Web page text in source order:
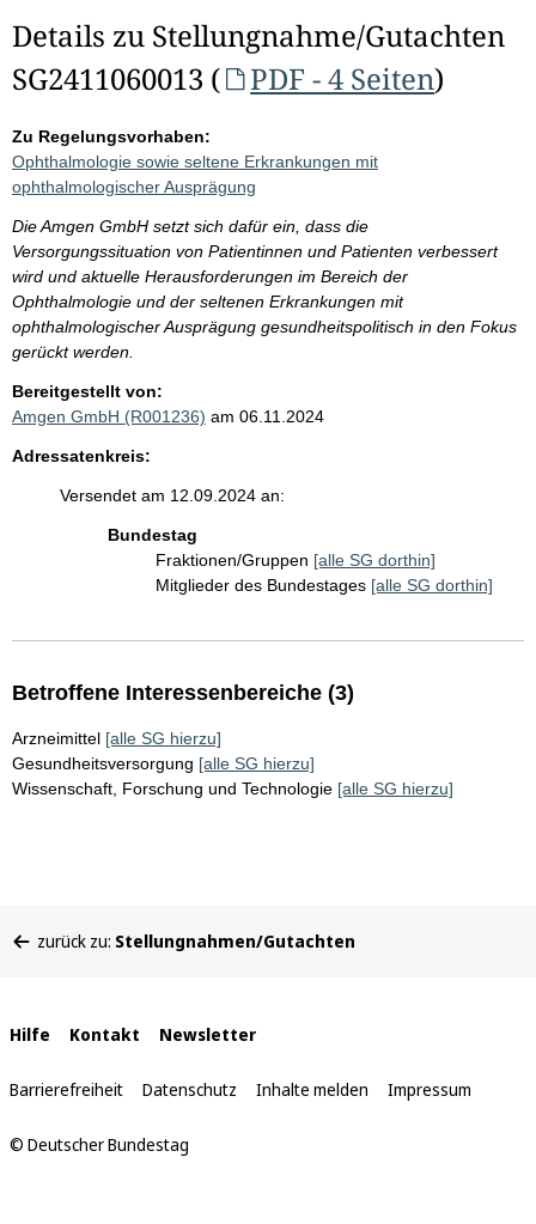
Details zu Stellungnahme/Gutachten
SG2411060013 (
PDF - 4 Seiten)
Zu Regelungsvorhaben:
Ophthalmologie sowie seltene Erkrankungen mit
ophthalmologischer Ausprägung
Die Amgen GmbH setzt sich dafür ein, dass die
Versorgungssituation von Patientinnen und Patienten verbessert
wird und aktuelle Herausforderungen im Bereich der
Ophthalmologie und der seltenen Erkrankungen mit
ophthalmologischer Ausprägung gesundheitspolitisch in den Fokus
gerückt werden.
Bereitgestellt von:
Amgen GmbH (R001236) am 06.11.2024
Adressatenkreis:
Versendet am 12.09.2024 an:
Bundestag
Fraktionen/Gruppen [alle SG dorthin]
Mitglieder des Bundestages [alle SG dorthin]
Betroffene Interessenbereiche (3)
Arzneimittel [alle SG hierzu]
Gesundheitsversorgung [alle SG hierzu]
Wissenschaft, Forschung und Technologie [alle SG hierzu]
befinden
zurück zu: Stellungnahmen/Gutachten
Interne
Links
Hilfe Kontakt Newsletter
Barrierefreiheit Datenschutz Inhalte melden Impressum
© Deutscher Bundestag